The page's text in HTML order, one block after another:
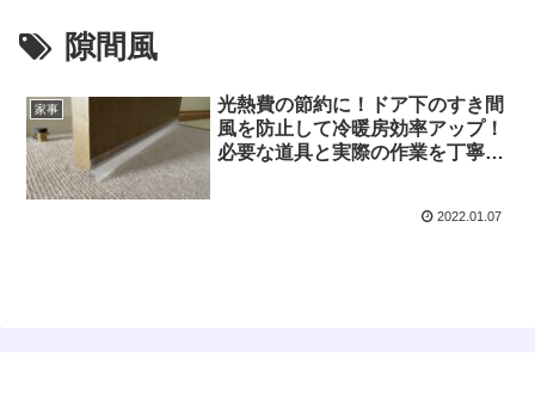
隙間風
家事
光熱費の節約に！ドア下のすき間
風を防止して冷暖房効率アップ！
必要な道具と実際の作業を丁寧に
2022.01.07